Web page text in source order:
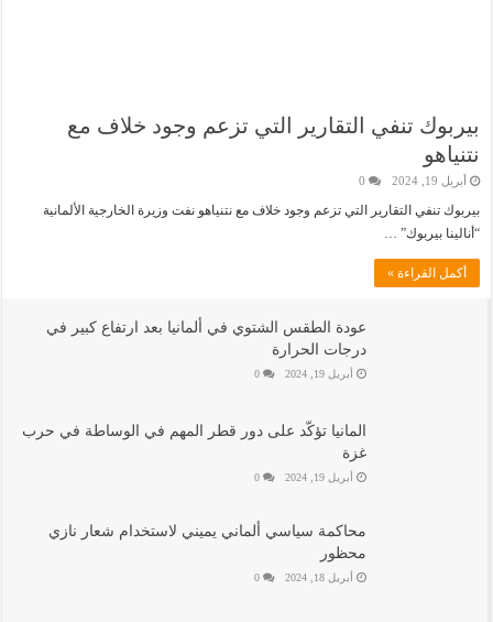
بيربوك تنفي التقارير التي تزعم وجود خلاف مع
نتنياهو
أبريل 19, 2024 0
بيربوك تنفي التقارير التي تزعم وجود خلاف مع نتنياهو نفت وزيرة الخارجية الألمانية
“أنالينا بيربوك” …
أكمل القراءة »
عودة الطقس الشتوي في ألمانيا بعد ارتفاع كبير في
درجات الحرارة
أبريل 19, 2024 0
المانيا تؤكّد على دور قطر المهم في الوساطة في حرب
غزة
أبريل 19, 2024 0
محاكمة سياسي ألماني يميني لاستخدام شعار نازي
محظور
أبريل 18, 2024 0